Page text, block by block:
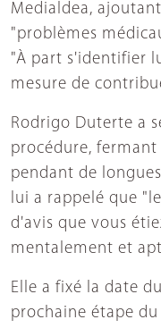
Medialdea,
"problèmes
"À part s'identifier
mesure de
Rodrigo Duterte a
procédure,
pendant de
lui a rappelé que
d'avis que vous
mentalement et
Elle a fixé la date
prochaine étape